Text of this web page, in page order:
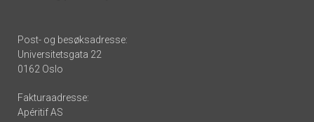
Post- og besøksadresse:
Universitetsgata 22
0162 Oslo
Fakturaadresse:
Apéritif AS